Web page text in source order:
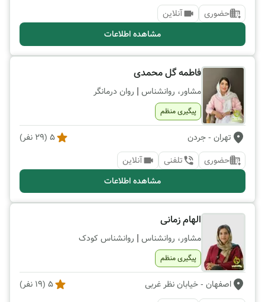
حضوری
آنلاین
مشاهده اطلاعات
فاطمه گل محمدی
مشاور، روانشناس | روان درمانگر
پیگیری منظم
تهران - جردن 5
(
29 نفر)
حضوری
تلفنی
آنلاین
مشاهده اطلاعات
الهام زمانی
مشاور، روانشناس | روانشناس کودک
پیگیری منظم
اصفهان - خیابان نظر غربی 5
(
19 نفر)